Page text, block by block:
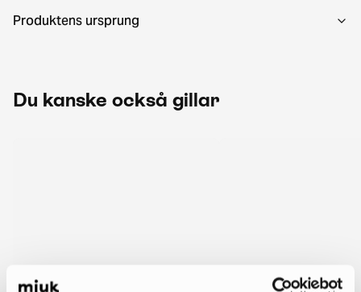
Produktens ursprung
Du kanske också gillar